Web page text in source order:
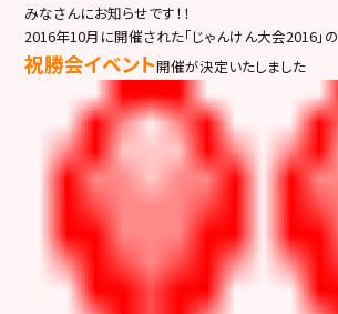
みなさんにお知らせです！！
2016年10月に開催された「じゃんけん大会2016」の
祝勝会イベント開催が決定いたしました